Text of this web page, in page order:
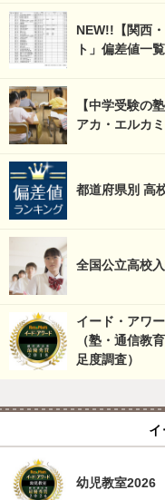
NEW!!【関西
ト」偏差値一覧
【中学受験の
アカ・エルカ
都道府県別 高
全国公立高校
イード・アワ
（塾・通信教
足度調査）
イ
幼児教室2026